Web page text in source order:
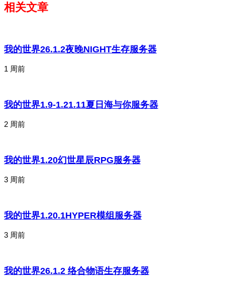
相关文章
我的世界26.1.2夜晚NIGHT生存服务器
1 周前
我的世界1.9-1.21.11夏日海与你服务器
2 周前
我的世界1.20幻世星辰RPG服务器
3 周前
我的世界1.20.1HYPER模组服务器
3 周前
我的世界26.1.2 络合物语生存服务器